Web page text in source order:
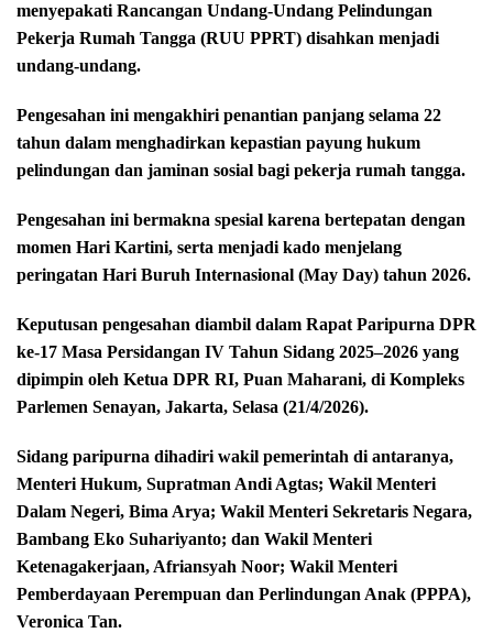
menyepakati Rancangan Undang-Undang Pelindungan
Pekerja Rumah Tangga (RUU PPRT) disahkan menjadi
undang-undang.
Pengesahan ini mengakhiri penantian panjang selama 22
tahun dalam menghadirkan kepastian payung hukum
pelindungan dan jaminan sosial bagi pekerja rumah tangga.
Pengesahan ini bermakna spesial karena bertepatan dengan
momen Hari Kartini, serta menjadi kado menjelang
peringatan Hari Buruh Internasional (May Day) tahun 2026.
Keputusan pengesahan diambil dalam Rapat Paripurna DPR
ke-17 Masa Persidangan IV Tahun Sidang 2025–2026 yang
dipimpin oleh Ketua DPR RI, Puan Maharani, di Kompleks
Parlemen Senayan, Jakarta, Selasa (21/4/2026).
Sidang paripurna dihadiri wakil pemerintah di antaranya,
Menteri Hukum, Supratman Andi Agtas; Wakil Menteri
Dalam Negeri, Bima Arya; Wakil Menteri Sekretaris Negara,
Bambang Eko Suhariyanto; dan Wakil Menteri
Ketenagakerjaan, Afriansyah Noor; Wakil Menteri
Pemberdayaan Perempuan dan Perlindungan Anak (PPPA),
Veronica Tan.